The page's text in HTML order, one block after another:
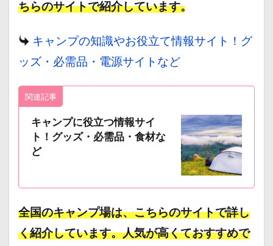
ちらのサイトで紹介しています。
キャンプの知識やお役立て情報サイト！グ
ッズ・必需品・電源サイトなど
関連記事
キャンプに役立つ情報サイ
ト！グッズ・必需品・食材な
ど
全国のキャンプ場は、こちらのサイトで詳し
く紹介しています。人気が高くておすすめで